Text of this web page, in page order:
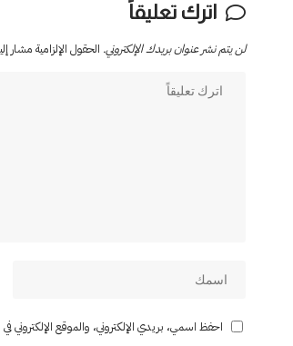
اترك تعليقاً
لن يتم نشر عنوان بريدك الإلكتروني. الحقول الإلزامية مشار
احفظ اسمي، بريدي الإلكتروني، والموقع الإلكتروني